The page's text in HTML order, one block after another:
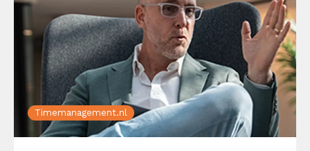
Timemanagement.nl